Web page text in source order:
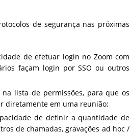
de segurança nas próximas
de efetuar login no Zoom com
façam login por SSO ou outros
lista de permissões, para que os
diretamente em uma reunião;
de definir a quantidade de
de chamadas, gravações ad hoc /